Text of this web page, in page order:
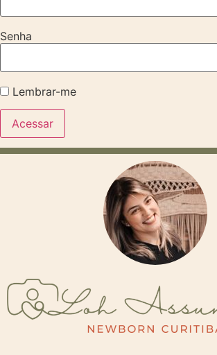
Senha
Lembrar-me